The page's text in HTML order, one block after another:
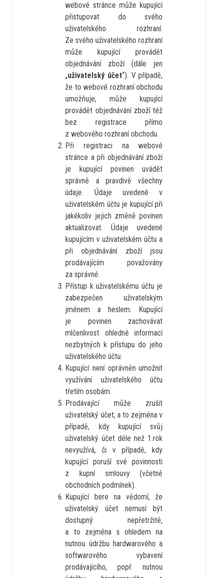
webové stránce může kupující
přistupovat do svého
uživatelského rozhraní.
Ze svého uživatelského rozhraní
může kupující provádět
objednávání zboží (dále jen
„uživatelský účet“). V případě,
že to webové rozhraní obchodu
umožňuje, může kupující
provádět objednávání zboží též
bez registrace přímo
z webového rozhraní obchodu.
Při registraci na webové
stránce a při objednávání zboží
je kupující povinen uvádět
správně a pravdivě všechny
údaje. Údaje uvedené v
uživatelském účtu je kupující při
jakékoliv jejich změně povinen
aktualizovat. Údaje uvedené
kupujícím v uživatelském účtu a
při objednávání zboží jsou
prodávajícím považovány
za správné.
Přístup k uživatelskému účtu je
zabezpečen uživatelským
jménem a heslem. Kupující
je povinen zachovávat
mlčenlivost ohledně informací
nezbytných k přístupu do jeho
uživatelského účtu.
Kupující není oprávněn umožnit
využívání uživatelského účtu
třetím osobám.
Prodávající může zrušit
uživatelský účet, a to zejména v
případě, kdy kupující svůj
uživatelský účet déle než 1.rok
nevyužívá, či v případě, kdy
kupující poruší své povinnosti
z kupní smlouvy (včetně
obchodních podmínek).
Kupující bere na vědomí, že
uživatelský účet nemusí být
dostupný nepřetržitě,
a to zejména s ohledem na
nutnou údržbu hardwarového a
softwarového vybavení
prodávajícího, popř. nutnou